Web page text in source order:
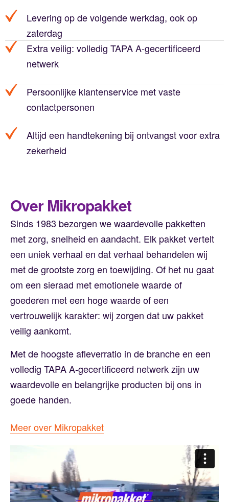
Levering op de volgende werkdag, ook op
zaterdag
Extra veilig: volledig TAPA A-gecertificeerd
netwerk
Persoonlijke klantenservice met vaste
contactpersonen
Altijd een handtekening bij ontvangst voor extra
zekerheid
Over Mikropakket
Sinds 1983 bezorgen we waardevolle pakketten
met zorg, snelheid en aandacht. Elk pakket vertelt
een uniek verhaal en dat verhaal behandelen wij
met de grootste zorg en toewijding. Of het nu gaat
om een sieraad met emotionele waarde of
goederen met een hoge waarde of een
vertrouwelijk karakter: wij zorgen dat uw pakket
veilig aankomt.
Met de hoogste afleverratio in de branche en een
volledig TAPA A-gecertificeerd netwerk zijn uw
waardevolle en belangrijke producten bij ons in
goede handen.
Meer over Mikropakket